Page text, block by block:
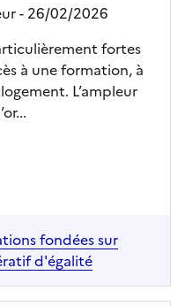
- 26/02/2026
fortes
à une formation, à
L’ampleur
fondées sur
d'égalité